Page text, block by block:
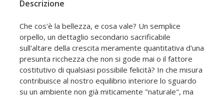
Descrizione
Che cos'è la bellezza, e cosa vale? Un semplice
orpello, un dettaglio secondario sacrificabile
sull'altare della crescita meramente quantitativa d'una
presunta ricchezza che non si gode mai o il fattore
costitutivo di qualsiasi possibile felicità? In che misura
contribuisce al nostro equilibrio interiore lo sguardo
su un ambiente non già miticamente "naturale", ma